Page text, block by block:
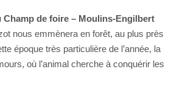
Champ de foire – Moulins-Engilbert
nous emmènera en forêt, au plus près
époque très particulière de l’année, la
où l’animal cherche à conquérir les